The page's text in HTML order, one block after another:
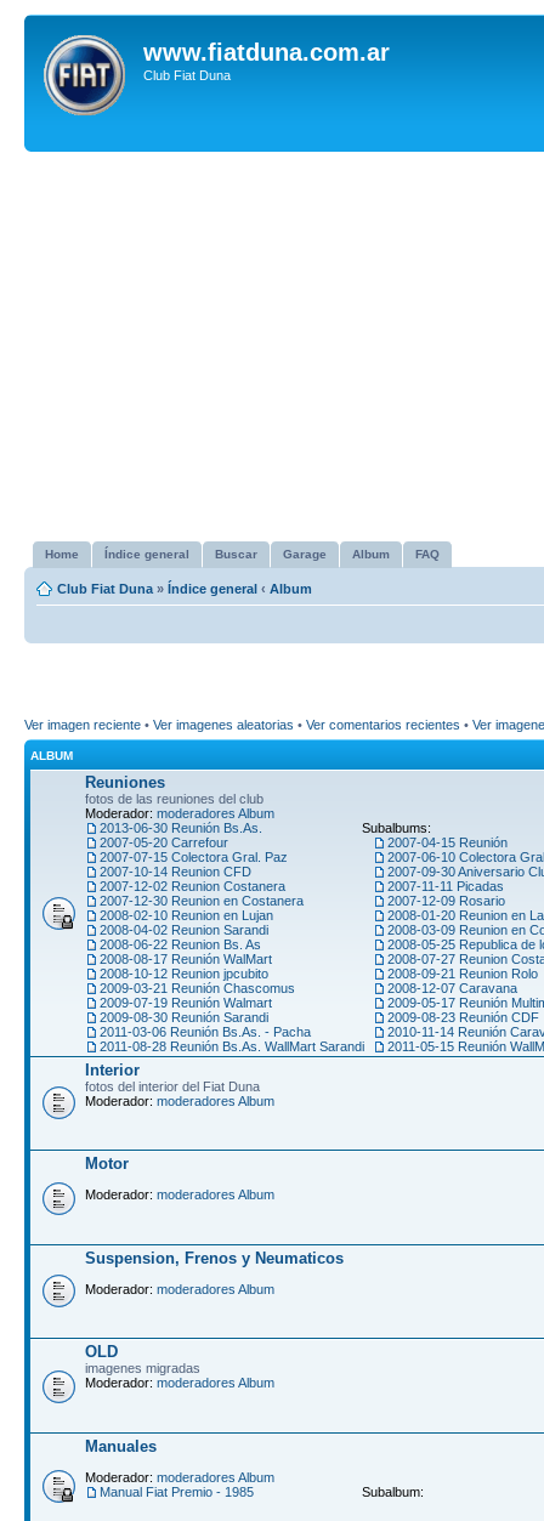
www.fiatduna.com.ar
Club Fiat Duna
Home Índice general Buscar Garage Album FAQ
Club Fiat Duna » Índice general ‹ Album
Ver imagen reciente • Ver imagenes aleatorias • Ver comentarios recientes • Ver
ALBUM
Reuniones
fotos de las reuniones del club
Moderador: moderadores Album
Subalbums:
2013-06-30 Reunión Bs.As.
2007-04-15 Reunión
2007-05-20 Carrefour
2007-06-10 Colectora
2007-07-15 Colectora Gral. Paz
2007-09-30 Aniversario
2007-10-14 Reunion CFD
2007-11-11 Picadas
2007-12-02 Reunion Costanera
2007-12-09 Rosario
2007-12-30 Reunion en Costanera
2008-01-20 Reunion en
2008-02-10 Reunion en Lujan
2008-03-09 Reunion en
2008-04-02 Reunion Sarandi
2008-05-25 Republica de
2008-06-22 Reunion Bs. As
2008-07-27 Reunion
2008-08-17 Reunión WalMart
2008-09-21 Reunion Rolo
2008-10-12 Reunion jpcubito
2008-12-07 Caravana
2009-03-21 Reunión Chascomus
2009-05-17 Reunión
2009-07-19 Reunión Walmart
2009-08-23 Reunión CDF
2009-08-30 Reunión Sarandi
2010-11-14 Reunión
2011-03-06 Reunión Bs.As. - Pacha
2011-05-15 Reunión
2011-08-28 Reunión Bs.As. WallMart Sarandi
Interior
fotos del interior del Fiat Duna
Moderador: moderadores Album
Motor
Moderador: moderadores Album
Suspension, Frenos y Neumaticos
Moderador: moderadores Album
OLD
imagenes migradas
Moderador: moderadores Album
Manuales
Moderador: moderadores Album
Subalbum:
Manual Fiat Premio - 1985